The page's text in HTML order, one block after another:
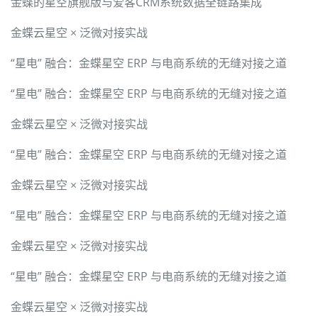
金蝶云星空 × 泛微对接实战
“星电” 融合：金蝶星空 ERP 与电商系统的无缝对接之道
“星电” 融合：金蝶星空 ERP 与电商系统的无缝对接之道
金蝶云星空 × 泛微对接实战
“星电” 融合：金蝶星空 ERP 与电商系统的无缝对接之道
金蝶云星空 × 泛微对接实战
“星电” 融合：金蝶星空 ERP 与电商系统的无缝对接之道
金蝶云星空 × 泛微对接实战
“星电” 融合：金蝶星空 ERP 与电商系统的无缝对接之道
金蝶云星空 × 泛微对接实战